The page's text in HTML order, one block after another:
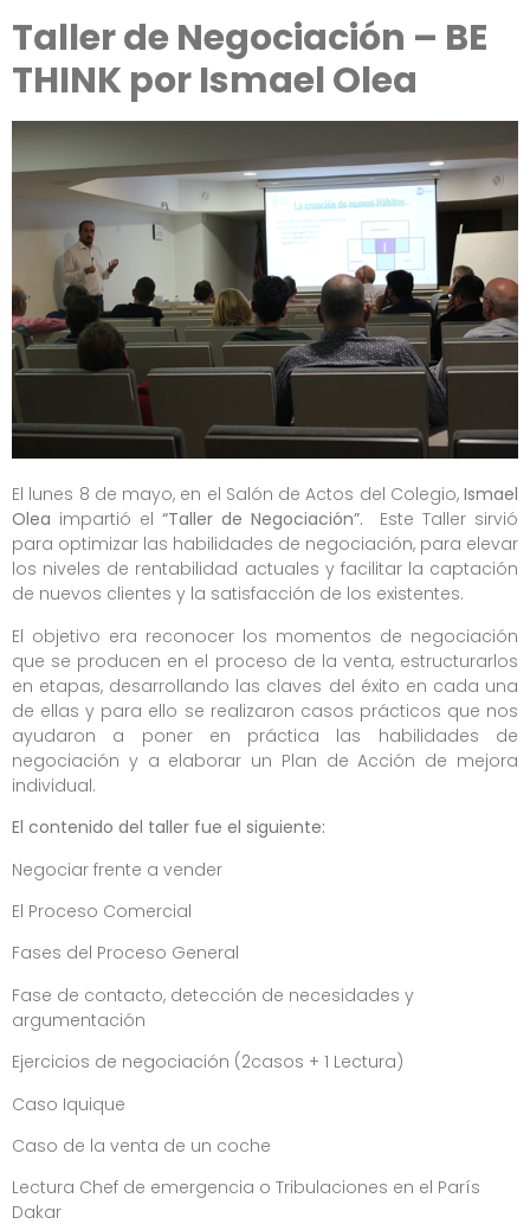
Taller de Negociación – BE
THINK por Ismael Olea
El lunes 8 de mayo, en el Salón de Actos del Colegio,Ismael
Olea impartió el “Taller de Negociación”. Este Taller sirvió
para optimizar las habilidades de negociación, para elevar
los niveles de rentabilidad actuales y facilitar la captación
de nuevos clientes y la satisfacción de los existentes.
El objetivo era reconocer los momentos de negociación
que se producen en el proceso de la venta, estructurarlos
en etapas, desarrollando las claves del éxito en cada una
de ellas y para ello se realizaron casos prácticos que nos
ayudaron a poner en práctica las habilidades de
negociación y a elaborar un Plan de Acción de mejora
individual.
El contenido del taller fue el siguiente:
Negociar frente a vender
El Proceso Comercial
Fases del Proceso General
Fase de contacto, detección de necesidades y
argumentación
Ejercicios de negociación (2casos + 1 Lectura)
Caso Iquique
Caso de la venta de un coche
Lectura Chef de emergencia o Tribulaciones en el París
Dakar